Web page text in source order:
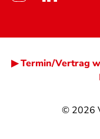
© 2026
▶ Termin/Vertrag